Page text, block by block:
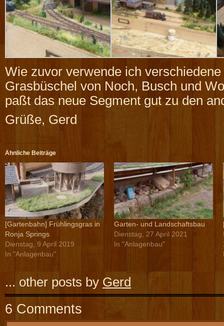
Wie zuvor verwende ich
Grasbüschel von Noch, Busch und
paßt das neue Segment gut zu den
Grüße, Gerd
Ähnliche Beiträge
[Gartenbahn] Frühlingsgras in
Ronja Springs
Dienstag, 9 April 2019
In "Anlagenbau"
Garten- und Landschaftsbau
Dienstag, 27 April 2021
In "Anlagenbau"
... other posts by Gerd
6 Comments